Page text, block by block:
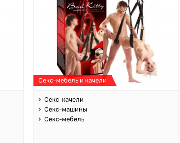
Секс-мебель и качели
Секс-качели
Секс-машины
Секс-мебель